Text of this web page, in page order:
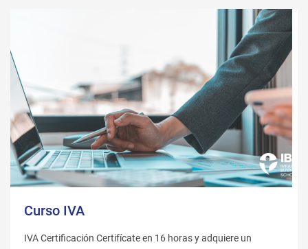
Curso IVA
IVA Certificación Certifícate en 16 horas y adquiere un